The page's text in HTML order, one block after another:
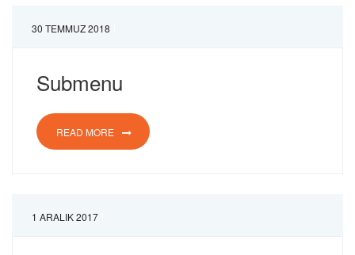
30 TEMMUZ 2018
Submenu
READ MORE
1 ARALIK 2017